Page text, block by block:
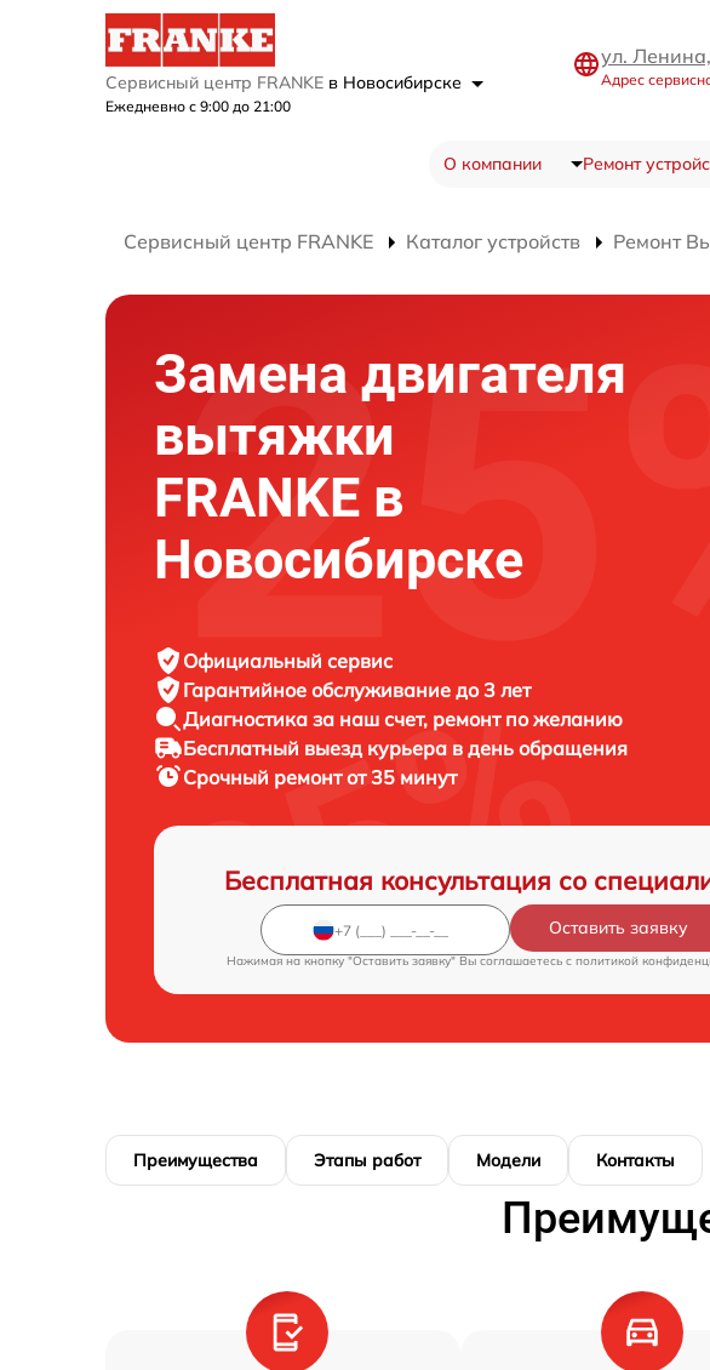
Сервисный центр FRANKE в Новосибирске
Ежедневно с 9:00 до 21:00
ул.
Адрес
О компании Ремонт
Сервисный центр FRANKE Каталог устройств Ремонт
Замена двигателя
вытяжки
FRANKE в
Новосибирске
Официальный сервис
Гарантийное обслуживание до 3 лет
Диагностика за наш счет, ремонт по желанию
Бесплатный выезд курьера в день обращения
Срочный ремонтот 35 минут
Бесплатная консультация со
Оставить заявку
Нажимая на кнопку "Оставить заявку" Вы соглашаетесь c политикой
Преимущества Этапы работ Модели Контакты